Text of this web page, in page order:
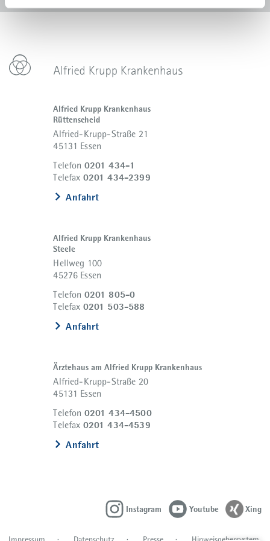
Alfried Krupp Krankenhaus
Rüttenscheid
Alfried-Krupp-Straße 21
45131 Essen
Telefon 0201 434-1
Telefax 0201 434-2399
Anfahrt
Alfried Krupp Krankenhaus
Steele
Hellweg 100
45276 Essen
Telefon 0201 805-0
Telefax 0201 503-588
Anfahrt
Ärztehaus am Alfried Krupp Krankenhaus
Alfried-Krupp-Straße 20
45131 Essen
Telefon 0201 434-4500
Telefax 0201 434-4539
Anfahrt
Instagram Youtube Xing